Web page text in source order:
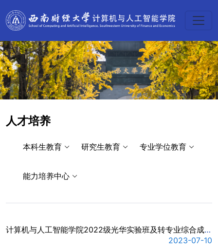
人才培养
本科生教育 研究生教育 专业学位教育
能力培养中心
计算机与人工智能学院2022级光华实验班及转专业综合成绩公示
2023-07-10